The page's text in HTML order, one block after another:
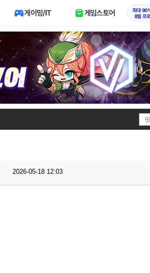
게이밍/IT 게임스토어
최대
8월 프
2026-05-18 12:03